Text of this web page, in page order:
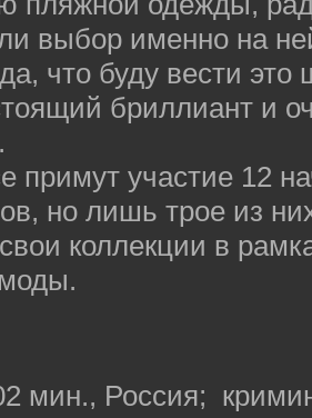
выбор именно на
что буду вести это
бриллиант и
примут участие 12
но лишь трое из
коллекции в
мин., Россия;